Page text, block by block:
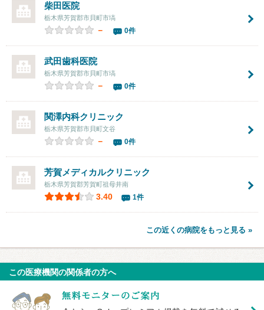
柴田医院
栃木県芳賀郡市貝町市塙
－ 0件
武田歯科医院
栃木県芳賀郡市貝町市塙
－ 0件
関澤内科クリニック
栃木県芳賀郡市貝町文谷
－ 0件
芳賀メディカルクリニック
栃木県芳賀郡芳賀町祖母井南
3.40 1件
この近くの病院をもっと見る »
この医療機関の関係者の方へ